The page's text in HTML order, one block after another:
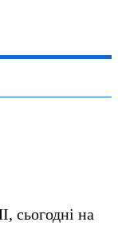
сьогодні на